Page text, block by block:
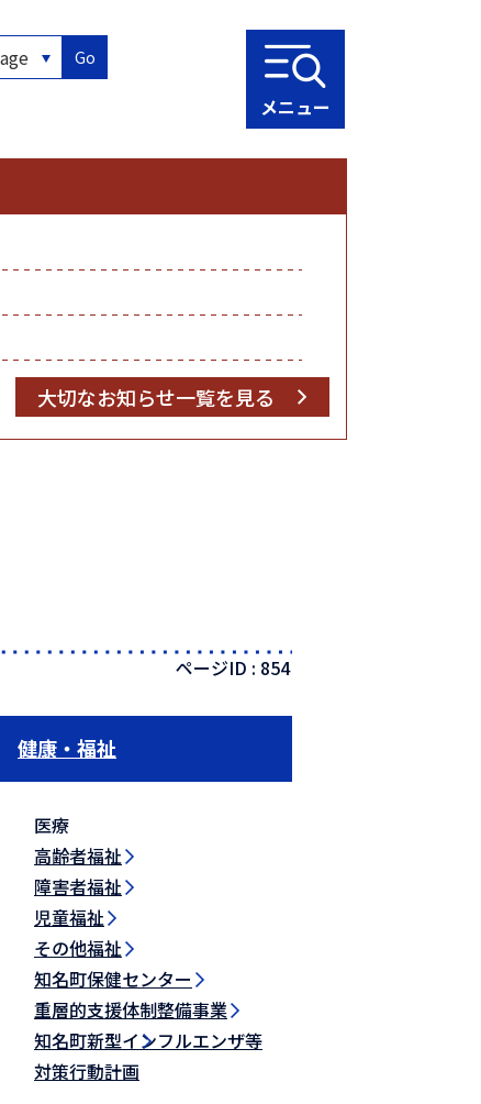
Go
メニュー
大切なお知らせ一覧を見る
ページID : 854
健康・福祉
医療
高齢者福祉
障害者福祉
児童福祉
その他福祉
知名町保健センター
重層的支援体制整備事業
知名町新型インフルエンザ等
対策行動計画